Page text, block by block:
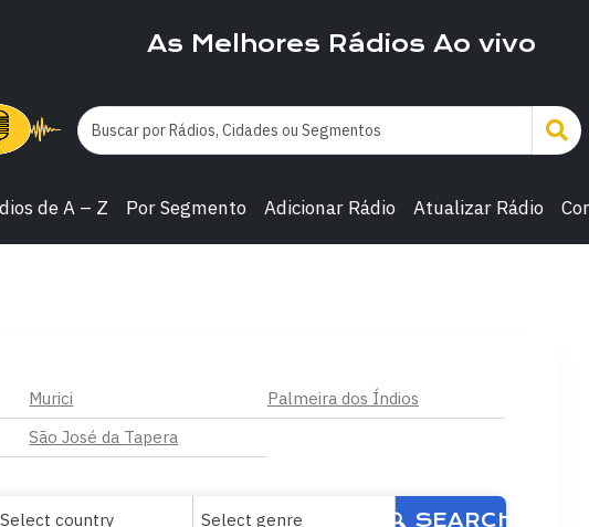
As Melhores Rádios Ao vivo
de A – Z Por Segmento Adicionar Rádio Atualizar Rádio
Murici
Palmeira dos Índios
São José da Tapera
SEARCH